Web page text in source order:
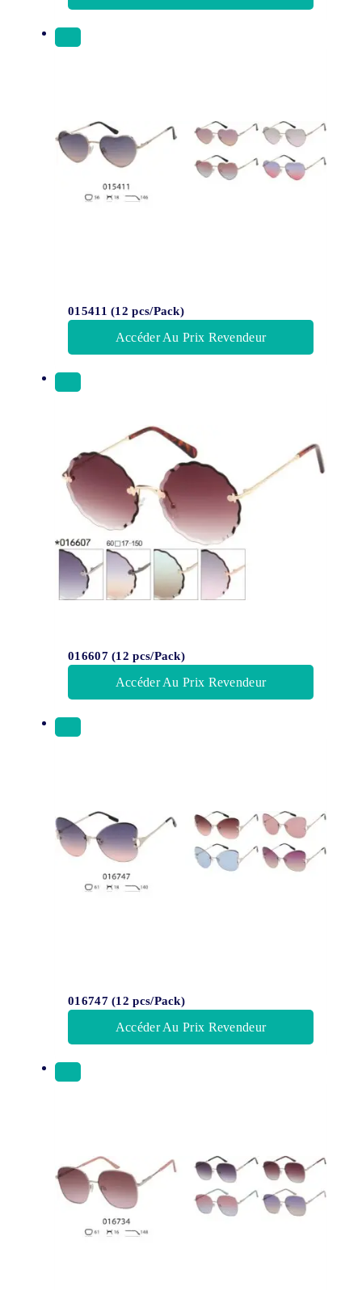
015411 (12 pcs/Pack)
Accéder Au Prix Revendeur
016607 (12 pcs/Pack)
Accéder Au Prix Revendeur
016747 (12 pcs/Pack)
Accéder Au Prix Revendeur